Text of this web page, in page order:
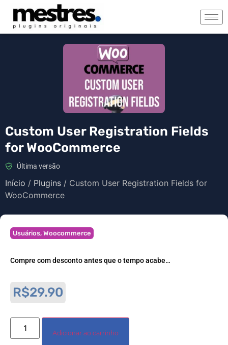
Custom User Registration Fields
for WooCommerce
Última versão
Início / Plugins / Custom User Registration Fields for
WooCommerce
Usuários, Woocommerce
Compre com desconto antes que o tempo acabe…
R$29.90
Adicionar ao carrinho